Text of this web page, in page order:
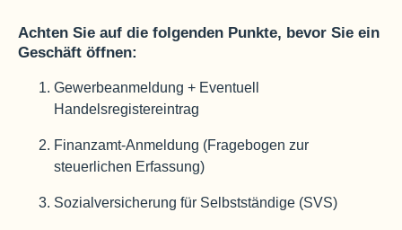
Achten Sie auf die folgenden Punkte, bevor Sie ein
Geschäft öffnen:
Gewerbeanmeldung + Eventuell
Handelsregistereintrag
Finanzamt-Anmeldung (Fragebogen zur
steuerlichen Erfassung)
Sozialversicherung für Selbstständige (SVS)